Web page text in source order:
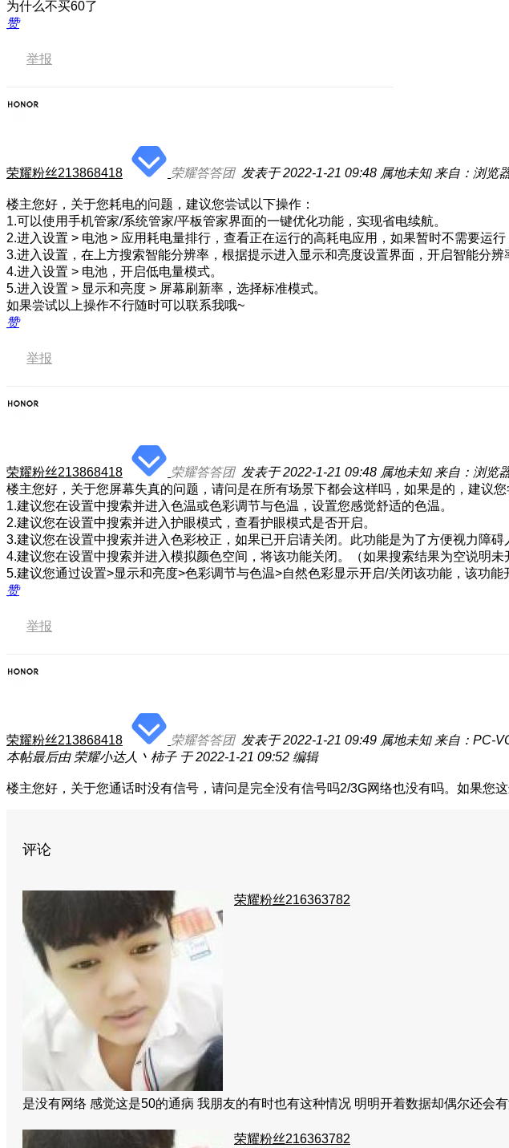
为什么不买60了
赞
举报
荣耀粉丝213868418 荣耀答答团 发表于 2022-1-21 09:48 属地未知 来自：浏览
楼主您好，关于您耗电的问题，建议您尝试以下操作：
1.可以使用手机管家/系统管家/平板管家界面的一键优化功能，实现省电续航。
2.进入设置 > 电池 > 应用耗电量排行，查看正在运行的高耗电应用，如果暂时不需要运行
3.进入设置，在上方搜索智能分辨率，根据提示进入显示和亮度设置界面，开启智能分辨
4.进入设置 > 电池，开启低电量模式。
5.进入设置 > 显示和亮度 > 屏幕刷新率，选择标准模式。
如果尝试以上操作不行随时可以联系我哦~
赞
举报
荣耀粉丝213868418 荣耀答答团 发表于 2022-1-21 09:48 属地未知 来自：浏览
楼主您好，关于您屏幕失真的问题，请问是在所有场景下都会这样吗，如果是的，建议您
1.建议您在设置中搜索并进入色温或色彩调节与色温，设置您感觉舒适的色温。
2.建议您在设置中搜索并进入护眼模式，查看护眼模式是否开启。
3.建议您在设置中搜索并进入色彩校正，如果已开启请关闭。此功能是为了方便视力障碍
4.建议您在设置中搜索并进入模拟颜色空间，将该功能关闭。（如果搜索结果为空说明未
5.建议您通过设置>显示和亮度>色彩调节与色温>自然色彩显示开启/关闭该功能，该功
赞
举报
荣耀粉丝213868418 荣耀答答团 发表于 2022-1-21 09:49 属地未知 来自：PC-
本帖最后由 荣耀小达人丶柿子 于 2022-1-21 09:52 编辑
楼主您好，关于您通话时没有信号，请问是完全没有信号吗2/3G网络也没有吗。如果您
评论
荣耀粉丝216363782
是没有网络 感觉这是50的通病 我朋友的有时也有这种情况 明明开着数据却偶尔还会
荣耀粉丝216363782